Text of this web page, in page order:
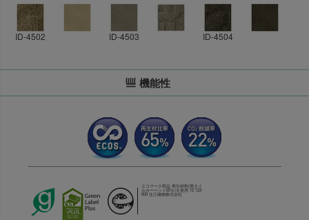
ID-4502 ID-4503 ID-4504
機能性
エコマーク商品 再生材料(廃タイ
ルカーペット65％)を使用 12 123
009 住江織物株式会社